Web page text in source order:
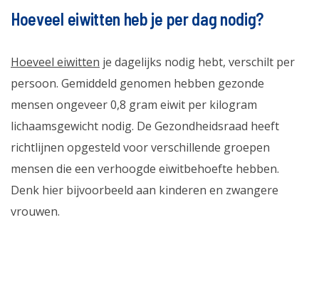
Hoeveel eiwitten heb je per dag nodig?
Hoeveel eiwitten je dagelijks nodig hebt, verschilt per
persoon. Gemiddeld genomen hebben gezonde
mensen ongeveer 0,8 gram eiwit per kilogram
lichaamsgewicht nodig. De Gezondheidsraad heeft
richtlijnen opgesteld voor verschillende groepen
mensen die een verhoogde eiwitbehoefte hebben.
Denk hier bijvoorbeeld aan kinderen en zwangere
vrouwen.